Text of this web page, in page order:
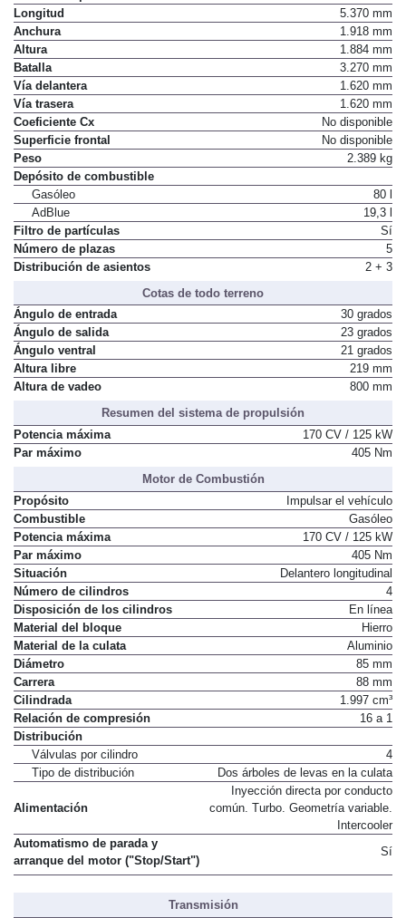
Longitud
5.370 mm
Anchura
1.918 mm
Altura
1.884 mm
Batalla
3.270 mm
Vía delantera
1.620 mm
Vía trasera
1.620 mm
Coeficiente Cx
No disponible
Superficie frontal
No disponible
Peso
2.389 kg
Depósito de combustible
Gasóleo
80 l
AdBlue
19,3 l
Filtro de partículas
Sí
Número de plazas
5
Distribución de asientos
2 + 3
Cotas de todo terreno
Ángulo de entrada
30 grados
Ángulo de salida
23 grados
Ángulo ventral
21 grados
Altura libre
219 mm
Altura de vadeo
800 mm
Resumen del sistema de propulsión
Potencia máxima
170 CV / 125 kW
Par máximo
405 Nm
Motor de Combustión
Propósito
Impulsar el vehículo
Combustible
Gasóleo
Potencia máxima
170 CV / 125 kW
Par máximo
405 Nm
Situación
Delantero longitudinal
Número de cilindros
4
Disposición de los cilindros
En línea
Material del bloque
Hierro
Material de la culata
Aluminio
Diámetro
85 mm
Carrera
88 mm
Cilindrada
1.997 cm³
Relación de compresión
16 a 1
Distribución
Válvulas por cilindro
4
Tipo de distribución
Dos árboles de levas en la culata
Alimentación
Inyección directa por conducto
común. Turbo. Geometría variable.
Intercooler
Automatismo de parada y
arranque del motor ("Stop/Start")
Sí
Transmisión